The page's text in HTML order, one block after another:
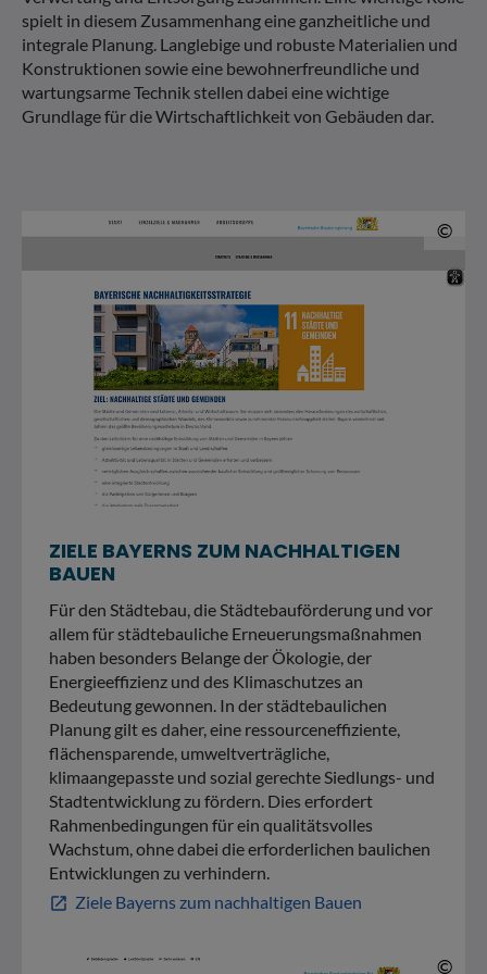
spielt in diesem Zusammenhang eine ganzheitliche und
integrale Planung. Langlebige und robuste Materialien und
Konstruktionen sowie eine bewohnerfreundliche und
wartungsarme Technik stellen dabei eine wichtige
Grundlage für die Wirtschaftlichkeit von Gebäuden dar.
©
ZIELE BAYERNS ZUM NACHHALTIGEN
BAUEN
Für den Städtebau, die Städtebauförderung und vor
allem für städtebauliche Erneuerungsmaßnahmen
haben besonders Belange der Ökologie, der
Energieeffizienz und des Klimaschutzes an
Bedeutung gewonnen. In der städtebaulichen
Planung gilt es daher, eine ressourceneffiziente,
flächensparende, umweltverträgliche,
klimaangepasste und sozial gerechte Siedlungs- und
Stadtentwicklung zu fördern. Dies erfordert
Rahmenbedingungen für ein qualitätsvolles
Wachstum, ohne dabei die erforderlichen baulichen
Entwicklungen zu verhindern.
open_in_new Ziele Bayerns zum nachhaltigen Bauen
©